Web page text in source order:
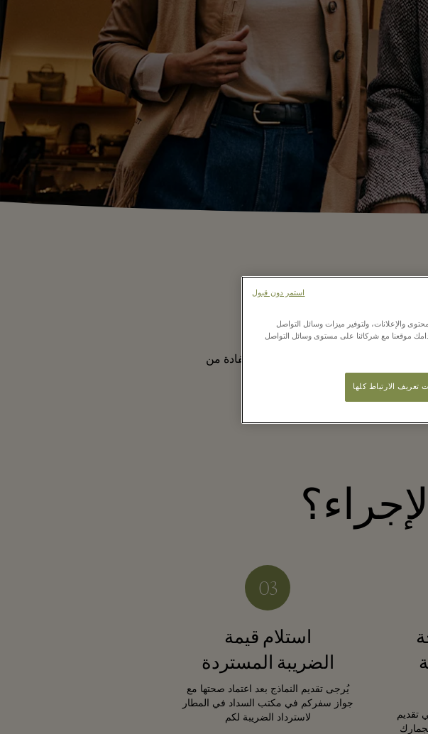
(باستثناء أيرلندا الشمالية) أيضًا الاستفادة من
تقديم
استلام قيمة
الضريبة المستردة
يُرجى تقديم النماذج بعد اعتماد صحتها مع
جواز سفركم في مكتب السداد في المطار
لاسترداد الضريبة لكم
والإعلانات، ولتوفير ميزات وسائل التواصل
موقعنا مع شركائنا على مستوى وسائل التواصل
تعريف الارتباط كلها
استمر دون قبول